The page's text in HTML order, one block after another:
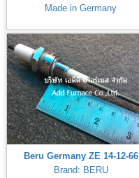
Made in Germany
Beru Germany ZE 14-12-66
Brand: BERU